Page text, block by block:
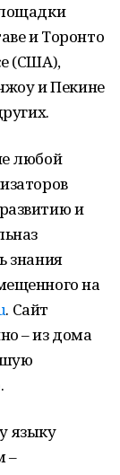
и Торонто
(США),
и Пекине
любой
и
знания
на
. Сайт
– из дома
языку
–